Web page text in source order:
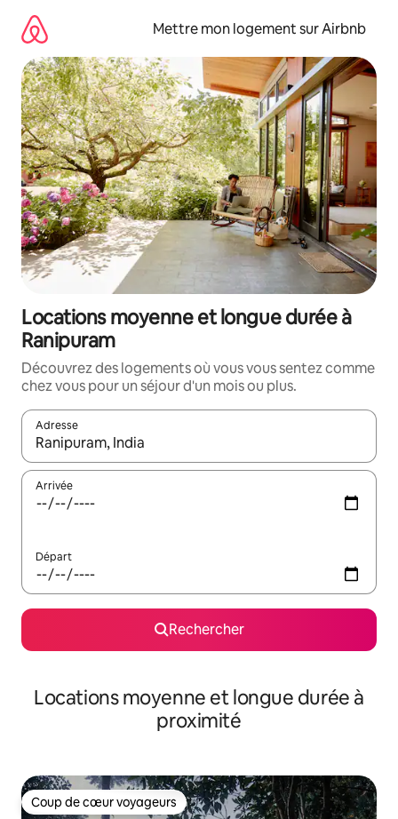
directement
contenu
Mettre mon logement sur Airbnb
Locations moyenne et longue durée à
Ranipuram
Découvrez des logements où vous vous sentez comme
chez vous pour un séjour d'un mois ou plus.
Adresse
Lorsque les résultats s'affichent, utilisez les flèches vers le
Arrivée
Départ
Rechercher
Locations moyenne et longue durée à
proximité
Coup de cœur voyageurs
Coup de cœur voyageurs